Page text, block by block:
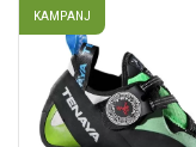
KAMPANJ